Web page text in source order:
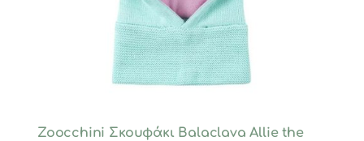
Zoocchini Σκουφάκι Balaclava Allie the